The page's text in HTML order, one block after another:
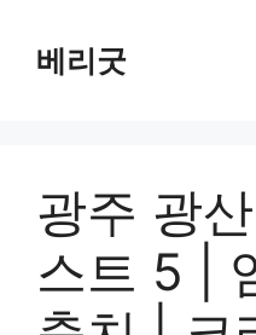
베리굿
광주 광
스트 5 |